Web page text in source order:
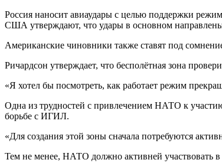
Россия наносит авиаудары с целью поддержки
США утверждают, что удары в основном
Американские чиновники также ставят под
Ричардсон утверждает, что бесполётная зона
«Я хотел бы посмотреть, как работает режим
Одна из трудностей с привлечением НАТО к
борьбе с ИГИЛ.
«Для создания этой зоны сначала потребуются
Тем не менее, НАТО должно активней участвовать